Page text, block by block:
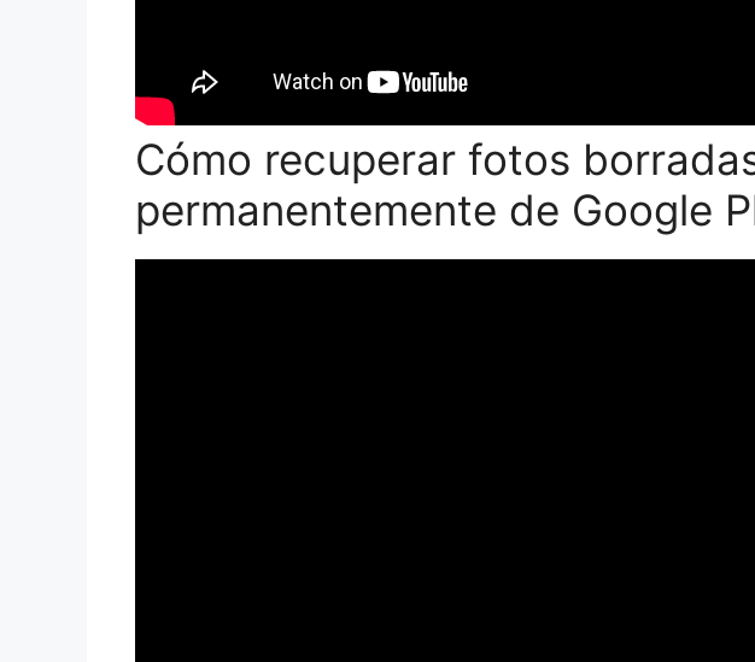
Cómo recuperar fotos
permanentemente de Google